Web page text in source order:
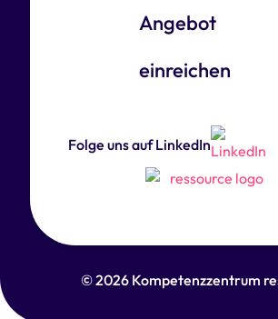
Angebot
einreichen
Folge uns auf LinkedIn
© 2026 Kompetenzzentrum